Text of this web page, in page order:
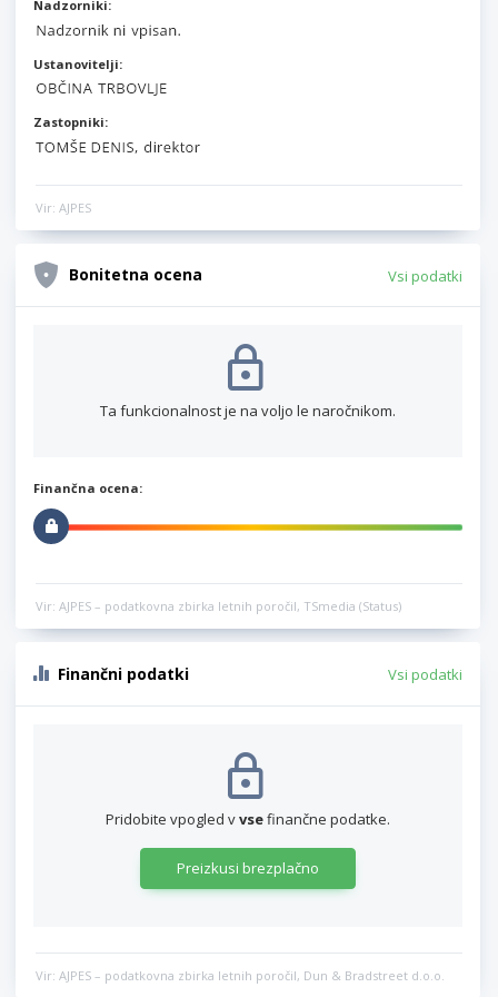
Nadzorniki:
Ustanovitelji:
Zastopniki:
Vir: AJPES
Bonitetna ocena Vsi podatki
Ta funkcionalnost je na voljo le naročnikom.
Finančna ocena:
Vir: AJPES – podatkovna zbirka letnih poročil, TSmedia (Status)
Finančni podatki Vsi podatki
Pridobite vpogled vvsefinančne podatke.
Preizkusi brezplačno
Vir: AJPES – podatkovna zbirka letnih poročil, Dun & Bradstreet d.o.o.